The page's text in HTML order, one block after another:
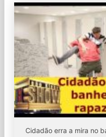
Cidadão erra a mira no